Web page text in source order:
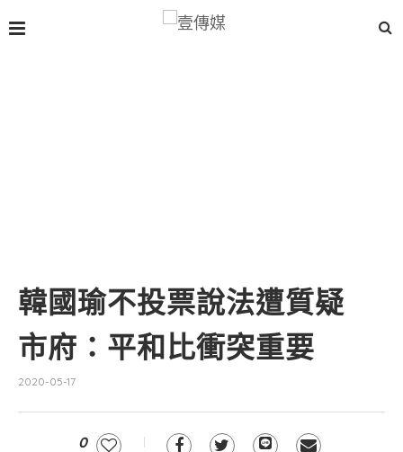
韓國瑜不投票說法遭質疑
市府：平和比衝突重要
2020-05-17
0